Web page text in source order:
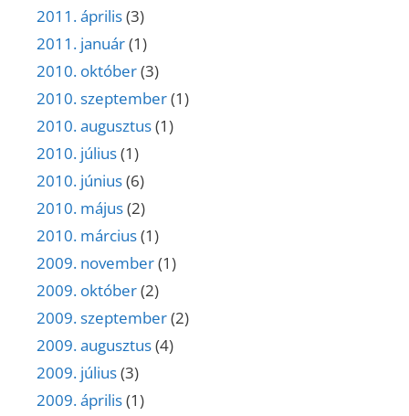
2011. április(3)
2011. január(1)
2010. október(3)
2010. szeptember(1)
2010. augusztus(1)
2010. július(1)
2010. június(6)
2010. május(2)
2010. március(1)
2009. november(1)
2009. október(2)
2009. szeptember(2)
2009. augusztus(4)
2009. július(3)
2009. április(1)